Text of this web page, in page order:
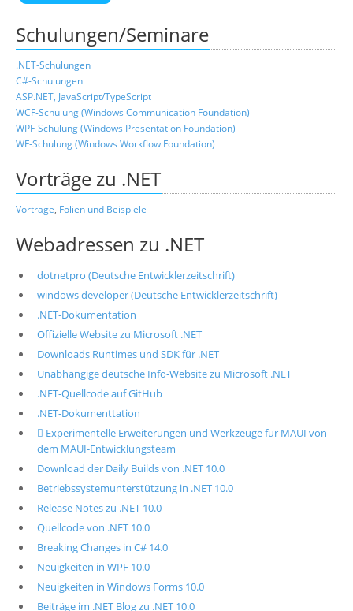
Schulungen/Seminare
.NET-Schulungen
C#-Schulungen
ASP.NET, JavaScript/TypeScript
WCF-Schulung (Windows Communication Foundation)
WPF-Schulung (Windows Presentation Foundation)
WF-Schulung (Windows Workflow Foundation)
Vorträge zu .NET
Vorträge, Folien und Beispiele
Webadressen zu .NET
dotnetpro (Deutsche Entwicklerzeitschrift)
windows developer (Deutsche Entwicklerzeitschrift)
.NET-Dokumentation
Offizielle Website zu Microsoft .NET
Downloads Runtimes und SDK für .NET
Unabhängige deutsche Info-Website zu Microsoft .NET
.NET-Quellcode auf GitHub
.NET-Dokumenttation
 Experimentelle Erweiterungen und Werkzeuge für MAUI von
dem MAUI-Entwicklungsteam
Download der Daily Builds von .NET 10.0
Betriebssystemunterstützung in .NET 10.0
Release Notes zu .NET 10.0
Quellcode von .NET 10.0
Breaking Changes in C# 14.0
Neuigkeiten in WPF 10.0
Neuigkeiten in Windows Forms 10.0
Beiträge im .NET Blog zu .NET 10.0